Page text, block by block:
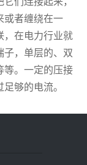
或者缠绕在一
，在电力行业就
子，单层的、双
等。一定的压接
够的电流。